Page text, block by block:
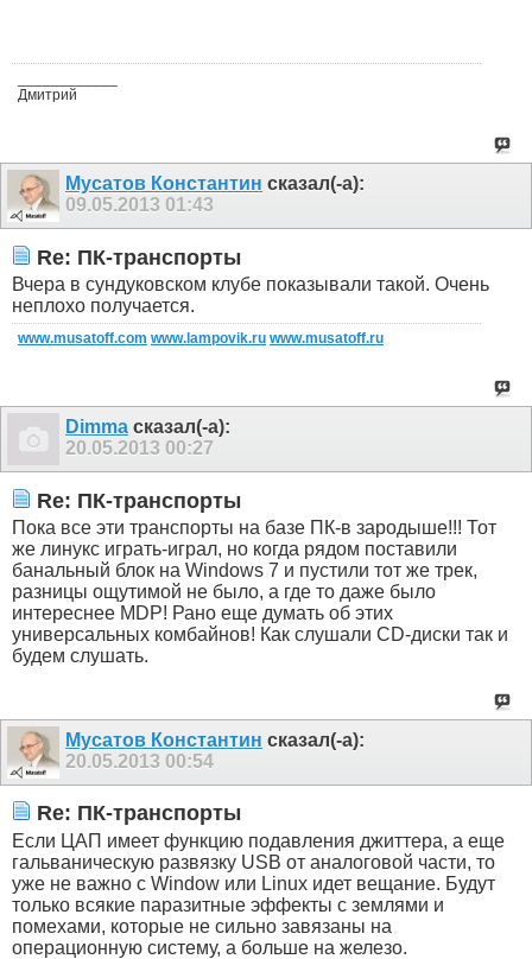
Дмитрий
Мусатов Константин сказал(-а):
09.05.2013 01:43
Re: ПК-транспорты
Вчера в сундуковском клубе показывали такой. Очень
неплохо получается.
www.musatoff.com www.lampovik.ru www.musatoff.ru
Dimma сказал(-а):
20.05.2013 00:27
Re: ПК-транспорты
Пока все эти транспорты на базе ПК-в зародыше!!! Тот
же линукс играть-играл, но когда рядом поставили
банальный блок на Windows 7 и пустили тот же трек,
разницы ощутимой не было, а где то даже было
интереснее MDP! Рано еще думать об этих
универсальных комбайнов! Как слушали CD-диски так и
будем слушать.
Мусатов Константин сказал(-а):
20.05.2013 00:54
Re: ПК-транспорты
Если ЦАП имеет функцию подавления джиттера, а еще
гальваническую развязку USB от аналоговой части, то
уже не важно с Window или Linux идет вещание. Будут
только всякие паразитные эффекты с землями и
помехами, которые не сильно завязаны на
операционную систему, а больше на железо.